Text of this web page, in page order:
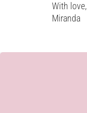
With love,
Miranda